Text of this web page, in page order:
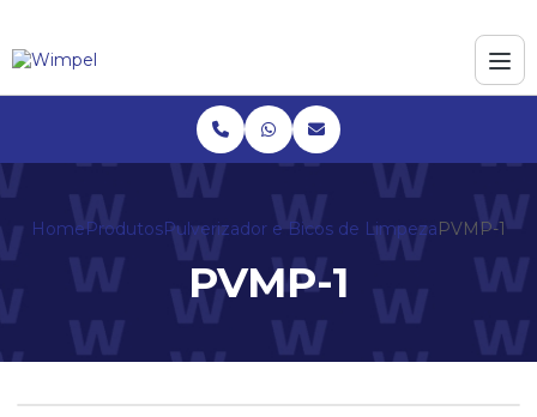
HomeProdutosPulverizador e Bicos de LimpezaPVMP-1
PVMP-1